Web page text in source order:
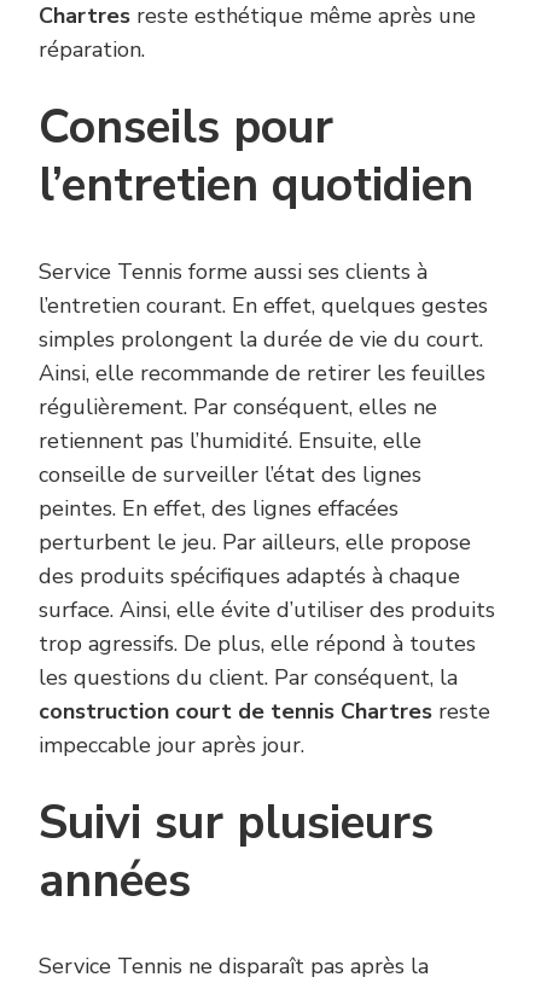
Chartres reste esthétique même après une
réparation.
Conseils pour
l’entretien quotidien
Service Tennis forme aussi ses clients à
l’entretien courant. En effet, quelques gestes
simples prolongent la durée de vie du court.
Ainsi, elle recommande de retirer les feuilles
régulièrement. Par conséquent, elles ne
retiennent pas l’humidité. Ensuite, elle
conseille de surveiller l’état des lignes
peintes. En effet, des lignes effacées
perturbent le jeu. Par ailleurs, elle propose
des produits spécifiques adaptés à chaque
surface. Ainsi, elle évite d’utiliser des produits
trop agressifs. De plus, elle répond à toutes
les questions du client. Par conséquent, la
construction court de tennis Chartres reste
impeccable jour après jour.
Suivi sur plusieurs
années
Service Tennis ne disparaît pas après la